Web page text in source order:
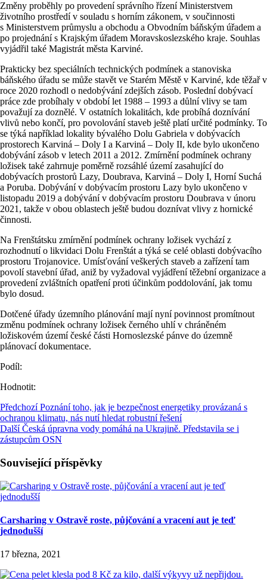
Změny proběhly po provedení správního řízení Ministerstvem
životního prostředí v souladu s horním zákonem, v součinnosti
s Ministerstvem průmyslu a obchodu a Obvodním báňským úřadem a
po projednání s Krajským úřadem Moravskoslezského kraje. Souhlas
vyjádřil také Magistrát města Karviné.
Prakticky bez speciálních technických podmínek a stanoviska
báňského úřadu se může stavět ve Starém Městě v Karviné, kde těžař v
roce 2020 rozhodl o nedobývání zdejších zásob. Poslední dobývací
práce zde probíhaly v období let 1988 – 1993 a důlní vlivy se tam
považují za doznělé. V ostatních lokalitách, kde probíhá doznívání
vlivů nebo končí, pro povolování staveb ještě platí určité podmínky. To
se týká například lokality bývalého Dolu Gabriela v dobývacích
prostorech Karviná – Doly I a Karviná – Doly II, kde bylo ukončeno
dobývání zásob v letech 2011 a 2012. Zmírnění podmínek ochrany
ložisek také zahrnuje poměrně rozsáhlé území zasahující do
dobývacích prostorů Lazy, Doubrava, Karviná – Doly I, Horní Suchá
a Poruba. Dobývání v dobývacím prostoru Lazy bylo ukončeno v
listopadu 2019 a dobývání v dobývacím prostoru Doubrava v únoru
2021, takže v obou oblastech ještě budou doznívat vlivy z hornické
činnosti.
Na Frenštátsku zmírnění podmínek ochrany ložisek vychází z
rozhodnutí o likvidaci Dolu Frenštát a týká se celé oblasti dobývacího
prostoru Trojanovice. Umísťování veškerých staveb a zařízení tam
povolí stavební úřad, aniž by vyžadoval vyjádření těžební organizace a
provedení zvláštních opatření proti účinkům poddolování, jak tomu
bylo dosud.
Dotčené úřady územního plánování mají nyní povinnost promítnout
změnu podmínek ochrany ložisek černého uhlí v chráněném
ložiskovém území české části Hornoslezské pánve do územně
plánovací dokumentace.
Podíl:
Hodnotit:
Předchozí Poznání toho, jak je bezpečnost energetiky provázaná s
ochranou klimatu, nás nutí hledat robustní řešení
Další Česká úpravna vody pomáhá na Ukrajině. Představila se i
zástupcům OSN
Související příspěvky
Carsharing v Ostravě roste, půjčování a vracení aut je teď
jednodušší
17 března, 2021